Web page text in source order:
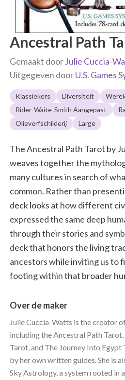
Ancestral Path
Gemaakt doorJulie Cuccia-
Uitgegeven doorU.S. Games
Klassiekers Diversiteit
Rider-Waite-Smith Aangepast
Olieverfschilderij
Large
The Ancestral Path Tarot by
weaves together the
many cultures in search of
common. Rather than
deck looks at how different
expressed the same deep
through their stories and
deck that honors the living
ancestors while inviting us to
footing within that broader
Over de maker
Julie Cuccia-Watts is the creator
including the Ancestral Path
Tarot, and The Journey Into Egypt
by her own written guides. She is
Sky Astrology, a system rooted in